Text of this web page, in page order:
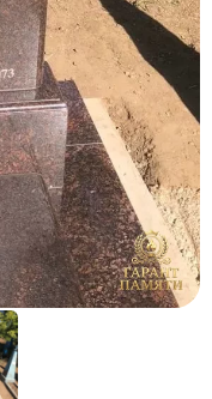
на двоих )
Коелга